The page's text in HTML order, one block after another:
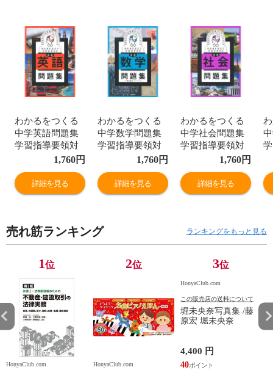
わかるをつくる
中学英語問題集
学習指導要領対
応 新装版 /学研
プラス
1,760円
詳細を見る
わかるをつくる
中学数学問題集
学習指導要領対
応 新装版 /学研
プラス 柴山達治
1,760円
詳細を見る
わかるをつくる
中学社会問題集
学習指導要領対
応 新装版 /学研
プラス
1,760円
詳細を見る
売れ筋ランキング ランキングをもっと見る
1位
HonyaClub.com
2位
HonyaClub.com
3位
HonyaClub.com
この販売店の送料について
堀未央奈写真集 /藤
原宏 堀未央奈
4,400 円
40